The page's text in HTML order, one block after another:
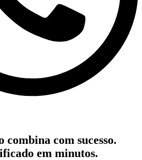
com sucesso.
em minutos.